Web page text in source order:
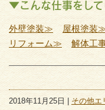
▼こんな仕事をし
外壁塗装≫ 屋根塗装
リフォーム≫
解体工
2018年11月25日 | その他エ